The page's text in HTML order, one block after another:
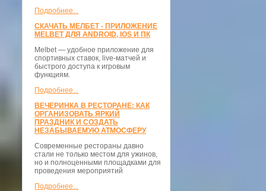
Подробнее...
СКАЧАТЬ МЕЛБЕТ - ПРИЛОЖЕНИЕ
MELBET ДЛЯ ANDROID, IOS И ПК
Melbet — удобное приложение для
спортивных ставок, live-матчей и
быстрого доступа к игровым
функциям.
Подробнее...
ВЕЧЕРИНКА В РЕСТОРАНЕ: КАК
ОРГАНИЗОВАТЬ ЯРКИЙ
ПРАЗДНИК И СОЗДАТЬ
НЕЗАБЫВАЕМУЮ АТМОСФЕРУ
Современные рестораны давно
стали не только местом для ужинов,
но и полноценными площадками для
проведения мероприятий
Подробнее...